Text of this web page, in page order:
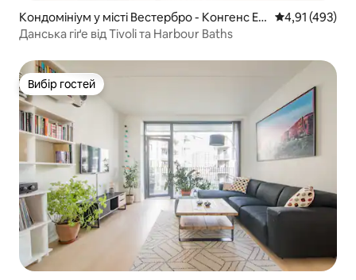
Кондомініум у місті Вестербро - Конгенс Ен
гхаве
Середня
4,91 (493)
Данська гіґе від Tivoli та Harbour Baths
Вибір гостей
Вибір гостей